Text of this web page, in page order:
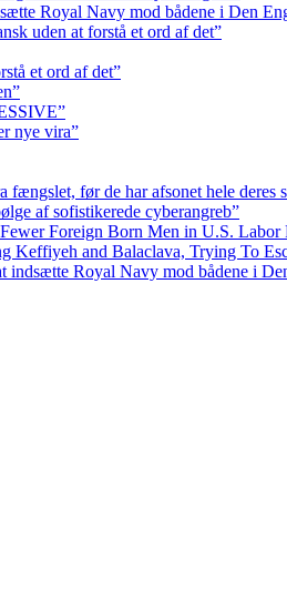
Royal Navy mod bådene i Den
uden at forstå et ord af det”
et ord af det”
nye vira”
før de har afsonet hele deres
af sofistikerede cyberangreb”
Foreign Born Men in U.S. Labor
Keffiyeh and Balaclava, Trying To
indsætte Royal Navy mod bådene i